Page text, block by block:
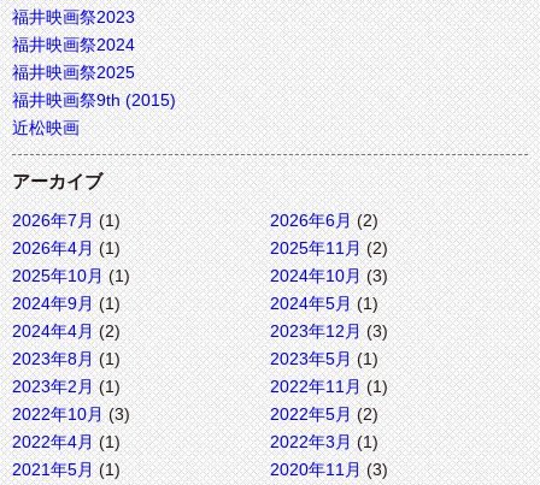
福井映画祭2023
福井映画祭2024
福井映画祭2025
福井映画祭9th (2015)
近松映画
アーカイブ
2026年7月(1) 2026年6月(2)
2026年4月(1) 2025年11月(2)
2025年10月(1) 2024年10月(3)
2024年9月(1) 2024年5月(1)
2024年4月(2) 2023年12月(3)
2023年8月(1) 2023年5月(1)
2023年2月(1) 2022年11月(1)
2022年10月(3) 2022年5月(2)
2022年4月(1) 2022年3月(1)
2021年5月(1) 2020年11月(3)